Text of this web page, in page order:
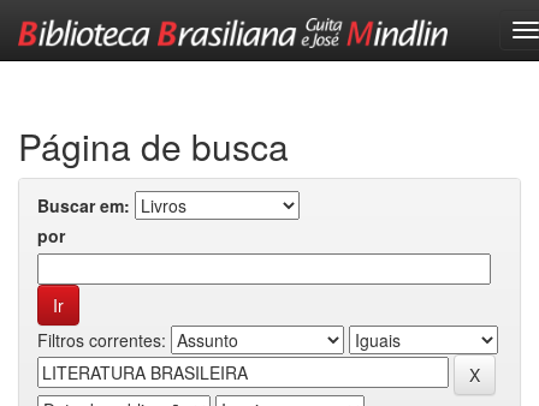
Página de busca
Buscar em:
por
Filtros correntes: